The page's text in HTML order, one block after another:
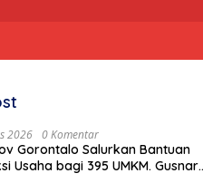
2026 0 Komentar
Gorontalo Salurkan Bantuan
Usaha bagi 395 UMKM. Gusnar